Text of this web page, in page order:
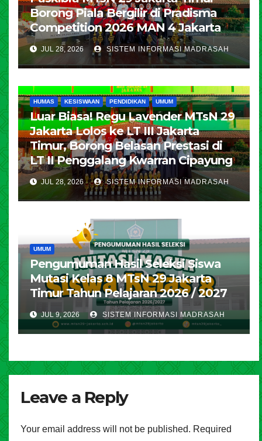
Borong Piala Bergilir di Pradisma
Competition 2026 MAN 4 Jakarta
JUL 28, 2026 SISTEM INFORMASI MADRASAH
HUMAS KESISWAAN PENDIDIKAN UMUM
Luar Biasa! Regu Lavender MTsN 29
Jakarta Lolos ke LT III Jakarta
Timur, Borong Belasan Prestasi di
LT II Penggalang Kwarran Cipayung
JUL 28, 2026 SISTEM INFORMASI MADRASAH
UMUM
Pengumuman Hasil Seleksi Siswa
Mutasi Kelas 8 MTsN 29 Jakarta
Timur Tahun Pelajaran 2026 / 2027
JUL 9, 2026 SISTEM INFORMASI MADRASAH
Leave a Reply
Your email address will not be published. Required